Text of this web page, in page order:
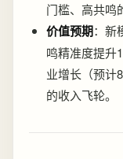
门槛、高共鸣
价值预期：新
鸣精准度提升
业增长（预计
的收入飞轮。